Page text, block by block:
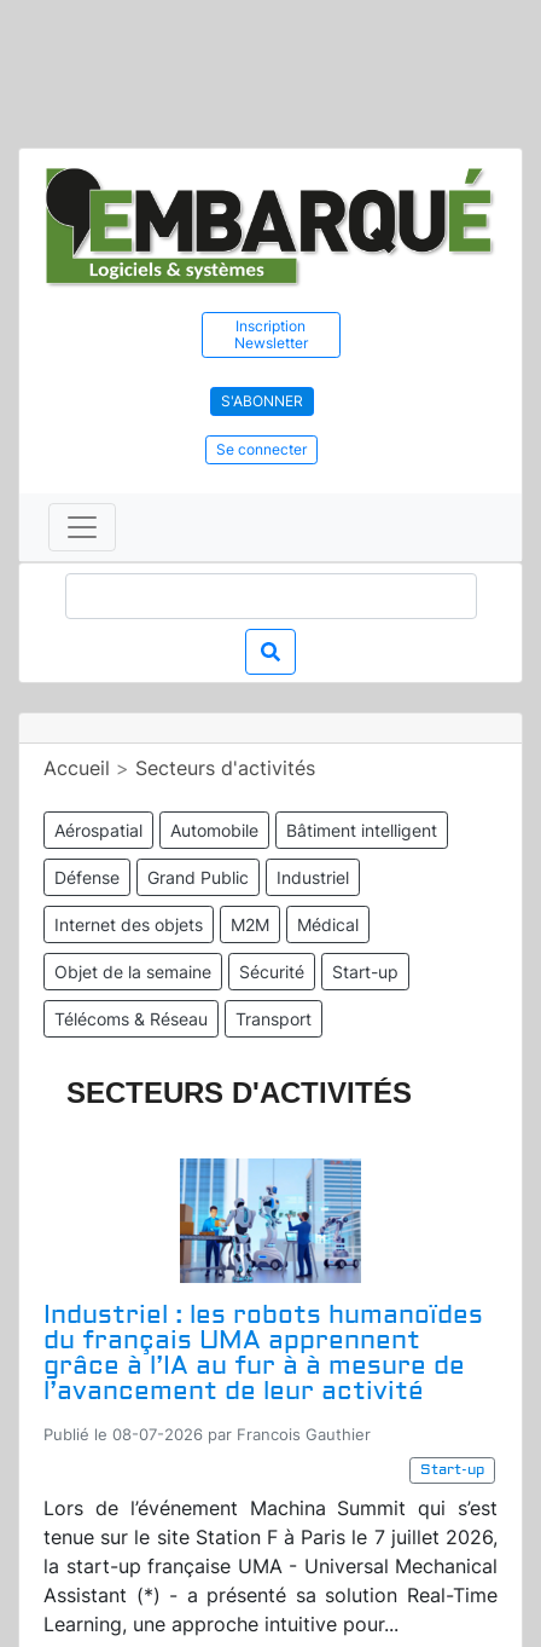
Inscription
Newsletter
S'ABONNER
Se connecter
Accueil > Secteurs d'activités
Aérospatial Automobile Bâtiment intelligent
Défense Grand Public Industriel
Internet des objets M2M Médical
Objet de la semaine Sécurité Start-up
Télécoms & Réseau Transport
SECTEURS D'ACTIVITÉS
Industriel : les robots humanoïdes
du français UMA apprennent
grâce à l’IA au fur à à mesure de
l’avancement de leur activité
Publié le 08-07-2026 par Francois Gauthier
Start-up
Lors de l’événement Machina Summit qui s’est
tenue sur le site Station F à Paris le 7 juillet 2026,
la start-up française UMA - Universal Mechanical
Assistant (*) - a présenté sa solution Real-Time
Learning, une approche intuitive pour...